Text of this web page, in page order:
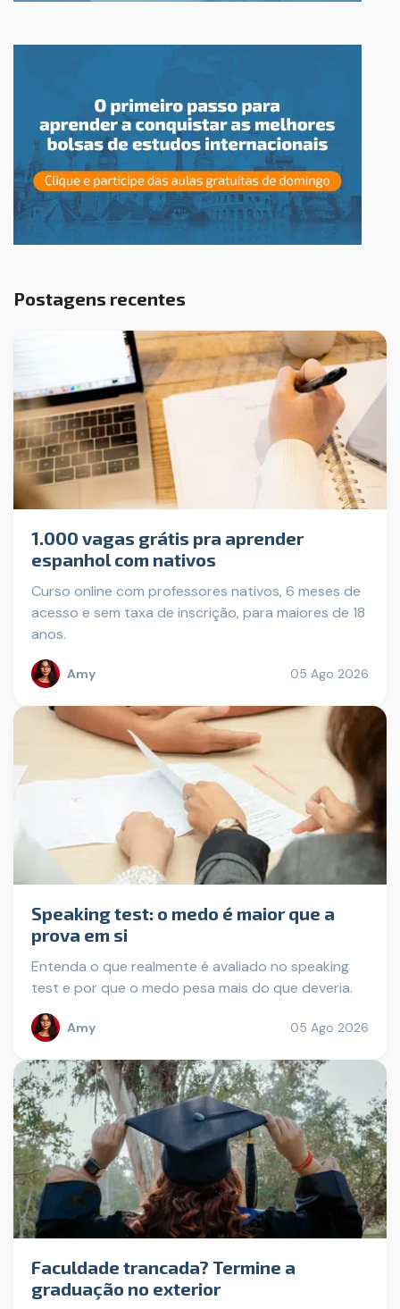
Postagens recentes
1.000 vagas grátis pra aprender
espanhol com nativos
Curso online com professores nativos, 6 meses de
acesso e sem taxa de inscrição, para maiores de 18
anos.
Amy 05 Ago 2026
Speaking test: o medo é maior que a
prova em si
Entenda o que realmente é avaliado no speaking
test e por que o medo pesa mais do que deveria.
Amy 05 Ago 2026
Faculdade trancada? Termine a
graduação no exterior